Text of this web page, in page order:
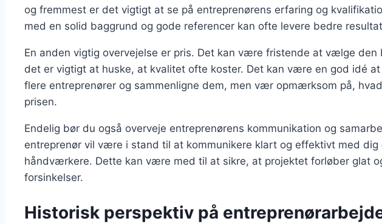
og fremmest er det vigtigt at se på entreprenørens erfaring og
med en solid baggrund og gode referencer kan ofte levere bedre
En anden vigtig overvejelse er pris. Det kan være fristende at vælge den
det er vigtigt at huske, at kvalitet ofte koster. Det kan være en god idé
flere entreprenører og sammenligne dem, men vær opmærksom på,
prisen.
Endelig bør du også overveje entreprenørens kommunikation og
entreprenør vil være i stand til at kommunikere klart og effektivt med dig
håndværkere. Dette kan være med til at sikre, at projektet forløber glat
forsinkelser.
Historisk perspektiv på